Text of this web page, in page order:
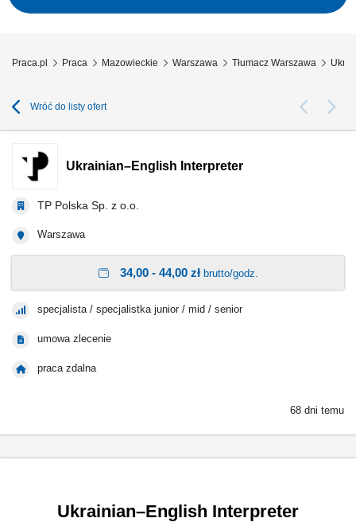
Praca.pl Praca Mazowieckie Warszawa Tłumacz Warszawa
Wróć do listy ofert
Ukrainian–English Interpreter
TP Polska Sp. z o.o.
Warszawa
34,00 - 44,00 złbrutto/godz.
specjalista / specjalistka junior / mid / senior
umowa zlecenie
praca zdalna
68 dni temu
Ukrainian–English Interpreter